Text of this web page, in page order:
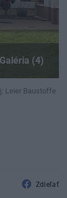
Galéria (4)
Leier Baustoffe
Zdieľať